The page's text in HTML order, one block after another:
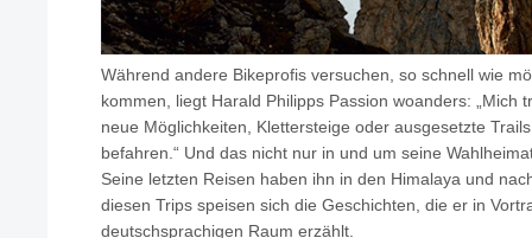
Während andere Bikeprofis versuchen, so schnell wie
kommen, liegt Harald Philipps Passion woanders: „Mich
neue Möglichkeiten, Klettersteige oder ausgesetzte
befahren.“ Und das nicht nur in und um seine
Seine letzten Reisen haben ihn in den Himalaya und
diesen Trips speisen sich die Geschichten, die er in
deutschsprachigen Raum erzählt.